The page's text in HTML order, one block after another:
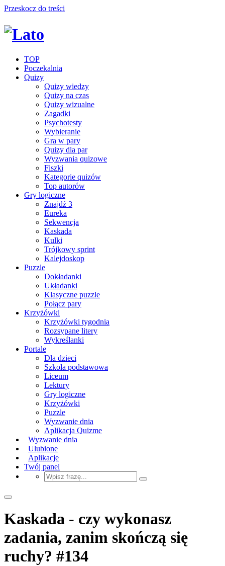
Przeskocz do treści
TOP
Poczekalnia
Quizy
Quizy wiedzy
Quizy na czas
Quizy wizualne
Zagadki
Psychotesty
Wybieranie
Gra w pary
Quizy dla par
Wyzwania quizowe
Fiszki
Kategorie quizów
Top autorów
Gry logiczne
Znajdź 3
Eureka
Sekwencja
Kaskada
Kulki
Trójkowy sprint
Kalejdoskop
Puzzle
Dokładanki
Układanki
Klasyczne puzzle
Połącz pary
Krzyżówki
Krzyżówki tygodnia
Rozsypane litery
Wykreślanki
Portale
Dla dzieci
Szkoła podstawowa
Liceum
Lektury
Gry logiczne
Krzyżówki
Puzzle
Wyzwanie dnia
Aplikacja Quizme
Wyzwanie dnia
Ulubione
Aplikacje
Twój panel
Kaskada - czy wykonasz
zadania, zanim skończą się
ruchy? #134